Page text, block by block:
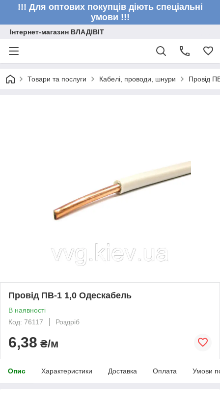
!!! Для оптових покупців діють спеціальні
умови !!!
Інтернет-магазин ВЛАДІВІТ
Товари та послуги Кабелі, проводи, шнури Провід
Провід ПВ-1 1,0 Одескабель
В наявності
Код: 76117
Роздріб
6,38 ₴/м
Опис Характеристики Доставка Оплата Умови